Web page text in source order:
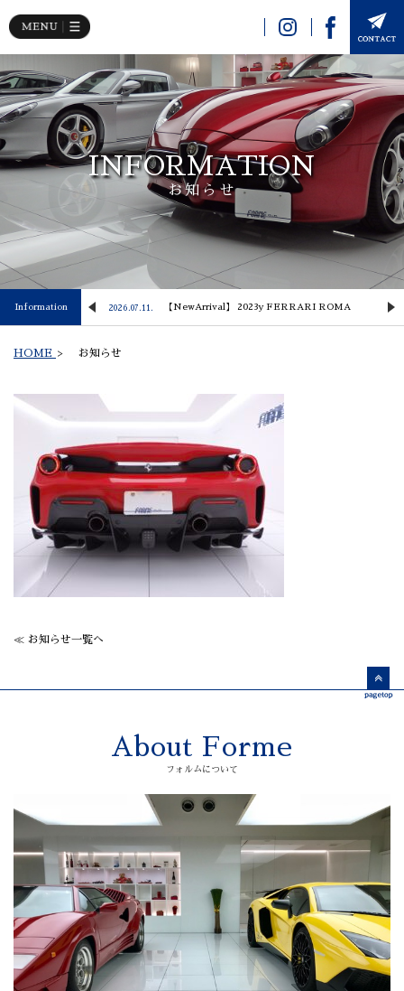
INFORMATION
お知らせ
Information
Lusso 2026.07.11. 【NewArrival】 2023y FERRARI ROMA
HOME > お知らせ
≪ お知らせ一覧へ
About Forme
フォルムについて